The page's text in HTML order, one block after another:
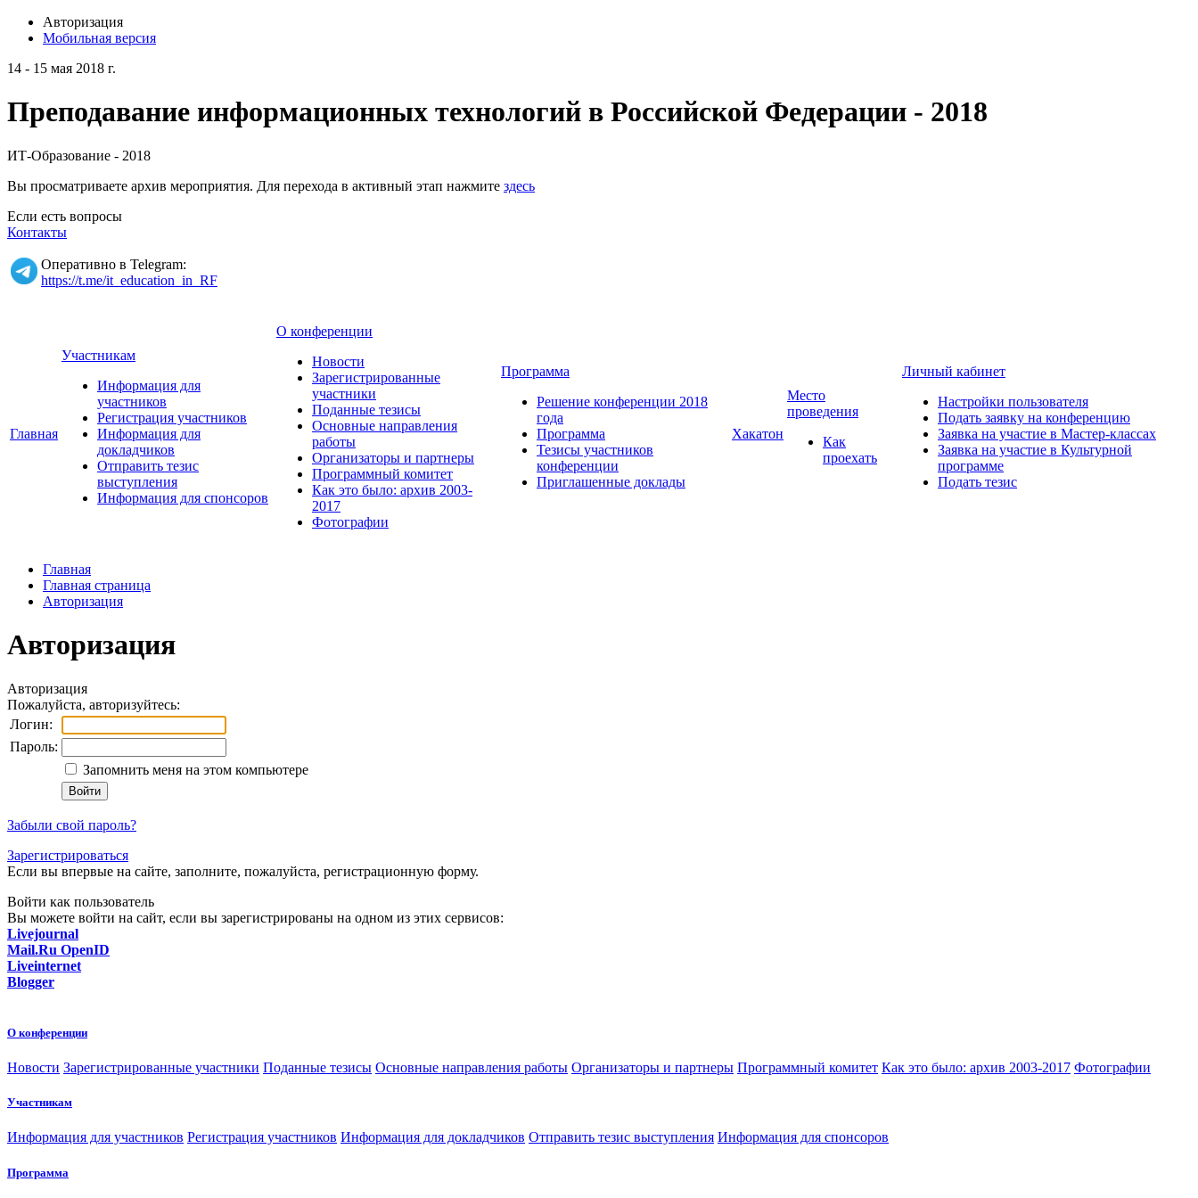
Авторизация
Мобильная версия
14 - 15 мая 2018 г.
Преподавание информационных технологий в Российской Федерации - 2018
ИТ-Образование - 2018
Вы просматриваете архив мероприятия. Для перехода в активный этап нажмите здесь
Если есть вопросы
Контакты
Оперативно в Telegram:
https://t.me/it_education_in_RF
Главная
Участникам
Информация для
участников
Регистрация участников
Информация для
докладчиков
Отправить тезис
выступления
Информация для спонсоров
О конференции
Новости
Зарегистрированные
участники
Поданные тезисы
Основные направления
работы
Организаторы и партнеры
Программный комитет
Как это было: архив 2003-
2017
Фотографии
Программа
Решение конференции 2018
года
Программа
Тезисы участников
конференции
Приглашенные доклады
Хакатон
Место
проведения
Как
проехать
Личный кабинет
Настройки пользователя
Подать заявку на конференцию
Заявка на участие в Мастер-классах
Заявка на участие в Культурной
программе
Подать тезис
Главная
Главная страница
Авторизация
Авторизация
Авторизация
Пожалуйста, авторизуйтесь:
Логин:
Пароль:
Запомнить меня на этом компьютере
Забыли свой пароль?
Зарегистрироваться
Если вы впервые на сайте, заполните, пожалуйста, регистрационную форму.
Войти как пользователь
Вы можете войти на сайт, если вы зарегистрированы на одном из этих сервисов:
Livejournal
Mail.Ru OpenID
Liveinternet
Blogger
О конференции
Новости Зарегистрированные участники Поданные тезисы Основные направления работы Организаторы и партнеры Программный комитет Как это было: архив 2003-2017 Фотографии
Участникам
Информация для участников Регистрация участников Информация для докладчиков Отправить тезис выступления Информация для спонсоров
Программа